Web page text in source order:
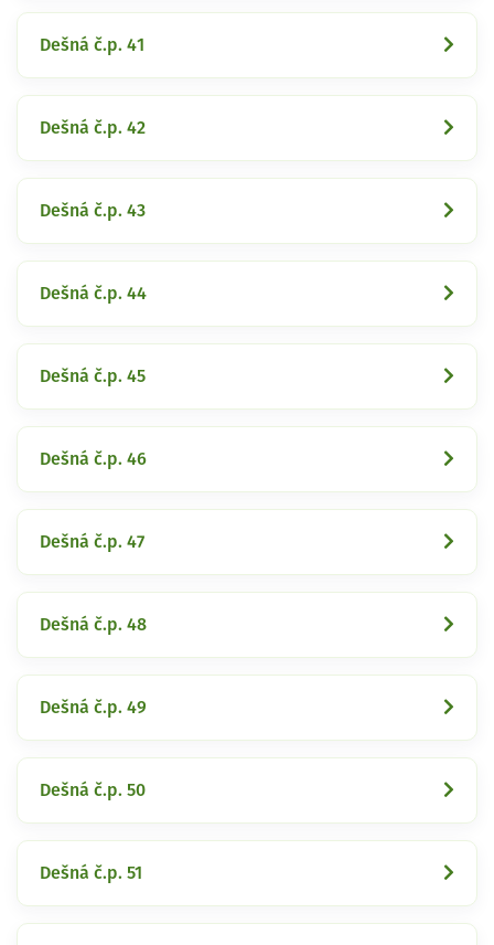
Dešná č.p. 41
Dešná č.p. 42
Dešná č.p. 43
Dešná č.p. 44
Dešná č.p. 45
Dešná č.p. 46
Dešná č.p. 47
Dešná č.p. 48
Dešná č.p. 49
Dešná č.p. 50
Dešná č.p. 51